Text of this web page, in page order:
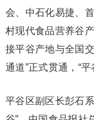
会、中石化易捷、
村现代食品营养谷
接平谷产地与全国
通道”正式贯通，“
平谷区副区长彭石